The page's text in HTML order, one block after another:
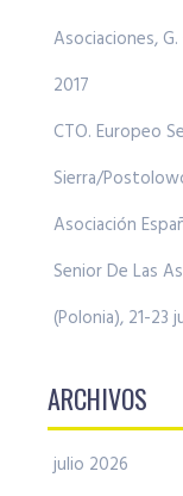
Asociaciones,
2017
CTO. Europeo
Sierra/
Asociación
Senior De Las
(Polonia), 21-23
ARCHIVOS
julio 2026